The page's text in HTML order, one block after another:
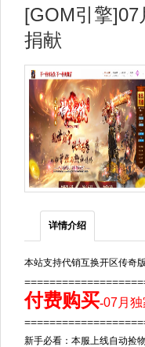
[GOM引擎
捐献
详情介绍
本站支持代销互换开区传奇
付费购买-07月
新手必看：本服上线自动捡